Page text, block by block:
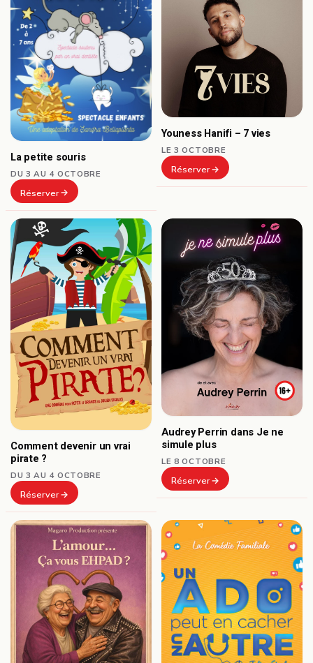
La petite souris
DU 3 AU 4 OCTOBRE
Réserver
Youness Hanifi – 7 vies
LE 3 OCTOBRE
Réserver
Comment devenir un vrai
pirate ?
DU 3 AU 4 OCTOBRE
Réserver
Audrey Perrin dans Je ne
simule plus
LE 8 OCTOBRE
Réserver